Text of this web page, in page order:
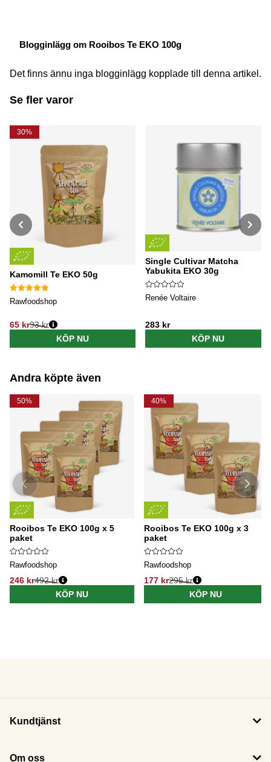
Blogginlägg om Rooibos Te EKO 100g
Det finns ännu inga blogginlägg kopplade till denna artikel.
Se fler varor
30%
Kamomill Te EKO 50g
Rawfoodshop
65 kr
Ordinarie pris:
93 kr
KÖP NU
Single Cultivar Matcha
Yabukita EKO 30g
Renée Voltaire
283 kr
KÖP NU
Andra köpte även
50%
Rooibos Te EKO 100g x 5
paket
Rawfoodshop
246 kr492 kr
KÖP NU
40%
Rooibos Te EKO 100g x 3
paket
Rawfoodshop
177 kr295 kr
KÖP NU
Kundtjänst
Om oss